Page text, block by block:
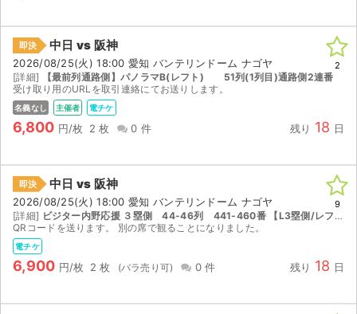
即決 中日 vs 阪神
2026/08/25(火) 18:00 愛知 バンテリンドーム ナゴヤ
[詳細]
【最前列通路側】パノラマB(レフト) 51列(1列目)通路側2連番
受け取り用のURLを取引連絡にてお送りします。
名義なし 主催者 電チケ
6,800 円/枚 2 枚 0 件 残り 18 日
2
即決 中日 vs 阪神
2026/08/25(火) 18:00 愛知 バンテリンドーム ナゴヤ
[詳細] ビジター内野応援 ３塁側 44-46列 441-460番 【L3塁側/レフト側｜35 ~ 47列｜座席番号441 ~ 460】
QRコードを送ります。 別の席で観ることになりました。
電チケ
6,900 円/枚 2 枚 0 件 残り 18 日
9